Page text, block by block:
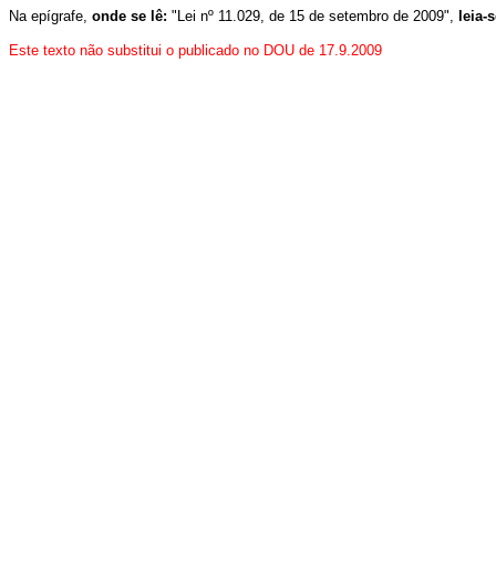
Na epígrafe, onde se lê: "Lei nº 11.029, de 15 de setembro de 2009", leia-
Este texto não substitui o publicado no DOU de 17.9.2009